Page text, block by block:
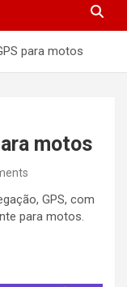
para motos
motos
GPS, com
para motos.